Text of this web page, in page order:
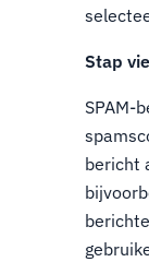
Stap
SPAM-
bericht